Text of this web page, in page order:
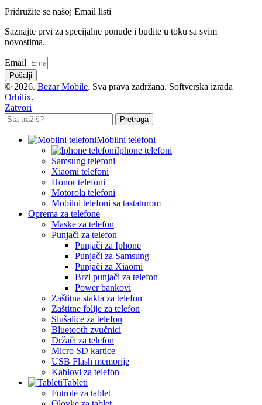
Pridružite se našoj Email listi
Saznajte prvi za specijalne ponude i budite u toku sa svim
novostima.
Email
Pošalji
© 2026. Bezar Mobile. Sva prava zadržana. Softverska izrada
Orbilix.
Zatvori
Pretraga
Mobilni telefoni
Iphone telefoni
Samsung telefoni
Xiaomi telefoni
Honor telefoni
Motorola telefoni
Mobilni telefoni sa tastaturom
Oprema za telefone
Maske za telefon
Punjači za telefon
Punjači za Iphone
Punjači za Samsung
Punjači za Xiaomi
Brzi punjači za telefon
Power bankovi
Zaštitna stakla za telefon
Zaštitne folije za telefon
Slušalice za telefon
Bluetooth zvučnici
Držači za telefon
Micro SD kartice
USB Flash memorije
Kablovi za telefon
Tableti
Futrole za tablet